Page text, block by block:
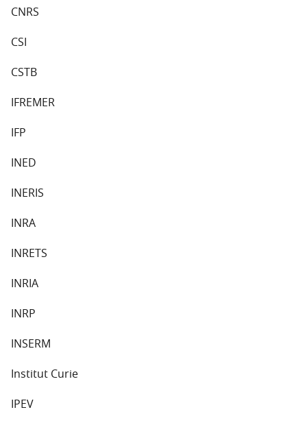
CNRS
CSI
CSTB
IFREMER
IFP
INED
INERIS
INRA
INRETS
INRIA
INRP
INSERM
Institut Curie
IPEV